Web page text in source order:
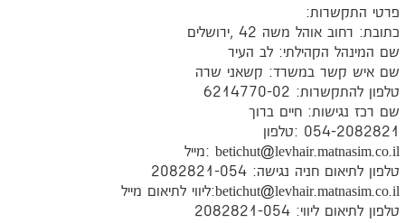
פרטי התקשרות:
כתובת: רחוב אוהל משה 42 ,ירושלים
שם המינהל הקהילתי: לב העיר
שם איש קשר במשרד: קשאני שרה
טלפון להתקשרות: 6214770-02
שם רכז נגישות: חיים ברוך
054-2082821 :טלפון
betichut@levhair.matnasim.co.il:מייל
טלפון לתיאום חניה נגישה: 2082821-054
betichut@levhair.matnasim.co.il:ליווי לתיאום מייל
טלפון לתיאום ליווי: 2082821-054